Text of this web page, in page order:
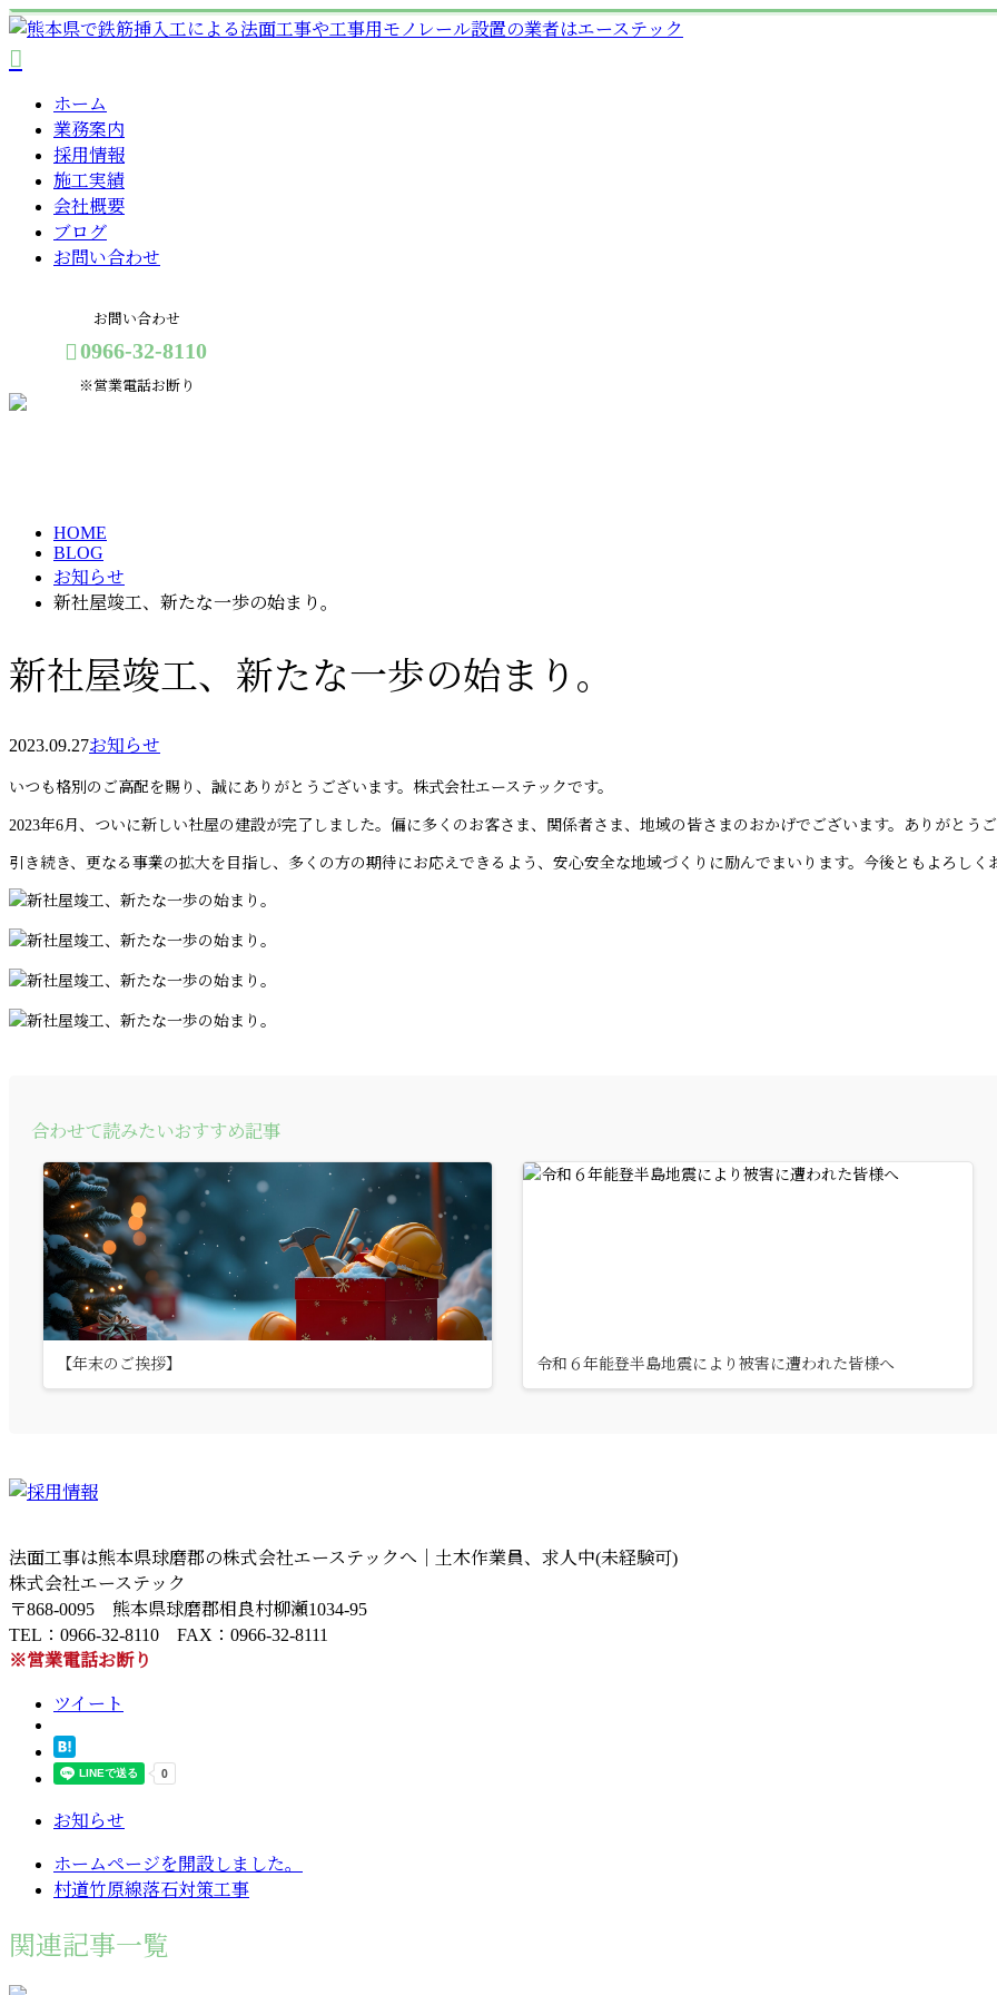
ホーム
業務案内
採用情報
施工実績
会社概要
ブログ
お問い合わせ
お問い合わせ
0966-32-8110
※営業電話お断り
HOME
BLOG
お知らせ
新社屋竣工、新たな一歩の始まり。
新社屋竣工、新たな一歩の始まり。
2023.09.27お知らせ
いつも格別のご高配を賜り、誠にありがとうございます。株式会社エーステックです。
2023年6月、ついに新しい社屋の建設が完了しました。偏に多くのお客さま、関係者さま、地域の皆さまのおかげでございます。ありがとうご
引き続き、更なる事業の拡大を目指し、多くの方の期待にお応えできるよう、安心安全な地域づくりに励んでまいります。今後ともよろしく
合わせて読みたいおすすめ記事
【年末のご挨拶】 令和６年能登半島地震により被害に遭われた皆様へ
法面工事は熊本県球磨郡の株式会社エーステックへ｜土木作業員、求人中(未経験可)
株式会社エーステック
〒868-0095 熊本県球磨郡相良村柳瀬1034-95
TEL：0966-32-8110 FAX：0966-32-8111
※営業電話お断り
ツイート
お知らせ
ホームページを開設しました。
村道竹原線落石対策工事
関連記事一覧